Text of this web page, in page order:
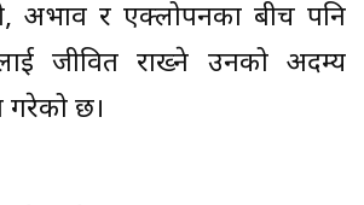
अभाव र एक्लोपनका बीच पनि
जीवित राख्ने उनको अदम्य
गरेको छ।